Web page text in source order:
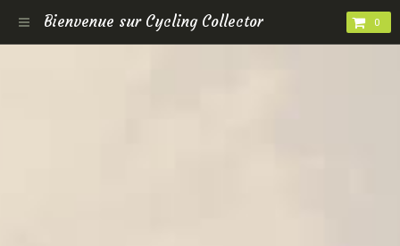
Bienvenue sur Cycling Collector 0